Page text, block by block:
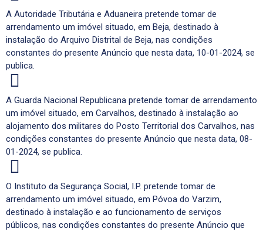
A Autoridade Tributária e Aduaneira pretende tomar de
arrendamento um imóvel situado, em Beja, destinado à
instalação do Arquivo Distrital de Beja, nas condições
constantes do presente Anúncio que nesta data, 10-01-2024, se
publica.
A Guarda Nacional Republicana pretende tomar de arrendamento
um imóvel situado, em Carvalhos, destinado à instalação ao
alojamento dos militares do Posto Territorial dos Carvalhos, nas
condições constantes do presente Anúncio que nesta data, 08-
01-2024, se publica.
O Instituto da Segurança Social, I.P. pretende tomar de
arrendamento um imóvel situado, em Póvoa do Varzim,
destinado à instalação e ao funcionamento de serviços
públicos, nas condições constantes do presente Anúncio que